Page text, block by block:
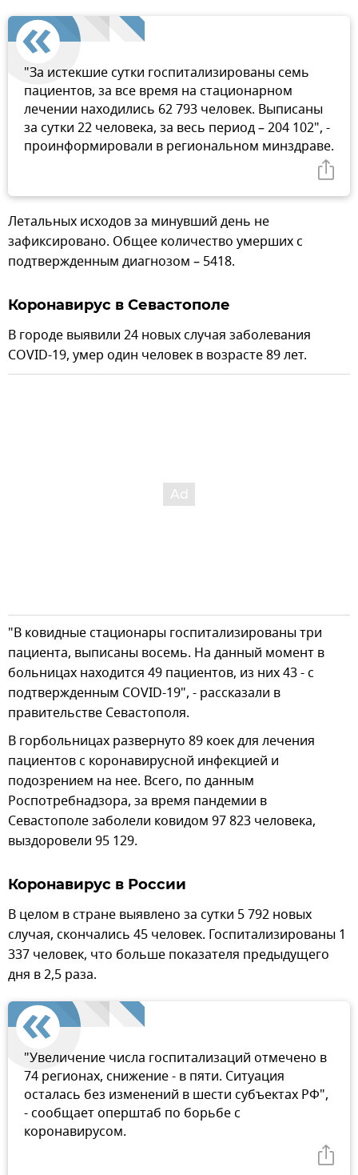
"За истекшие сутки госпитализированы семь
пациентов, за все время на стационарном
лечении находились 62 793 человек. Выписаны
за сутки 22 человека, за весь период – 204 102", -
проинформировали в региональном минздраве.
Летальных исходов за минувший день не
зафиксировано. Общее количество умерших с
подтвержденным диагнозом – 5418.
Коронавирус в Севастополе
В городе выявили 24 новых случая заболевания
COVID-19, умер один человек в возрасте 89 лет.
"В ковидные стационары госпитализированы три
пациента, выписаны восемь. На данный момент в
больницах находится 49 пациентов, из них 43 - с
подтвержденным COVID-19", - рассказали в
правительстве Севастополя.
В горбольницах развернуто 89 коек для лечения
пациентов с коронавирусной инфекцией и
подозрением на нее. Всего, по данным
Роспотребнадзора, за время пандемии в
Севастополе заболели ковидом 97 823 человека,
выздоровели 95 129.
Коронавирус в России
В целом в стране выявлено за сутки 5 792 новых
случая, скончались 45 человек. Госпитализированы 1
337 человек, что больше показателя предыдущего
дня в 2,5 раза.
"Увеличение числа госпитализаций отмечено в
74 регионах, снижение - в пяти. Ситуация
осталась без изменений в шести субъектах РФ",
- сообщает оперштаб по борьбе с
коронавирусом.